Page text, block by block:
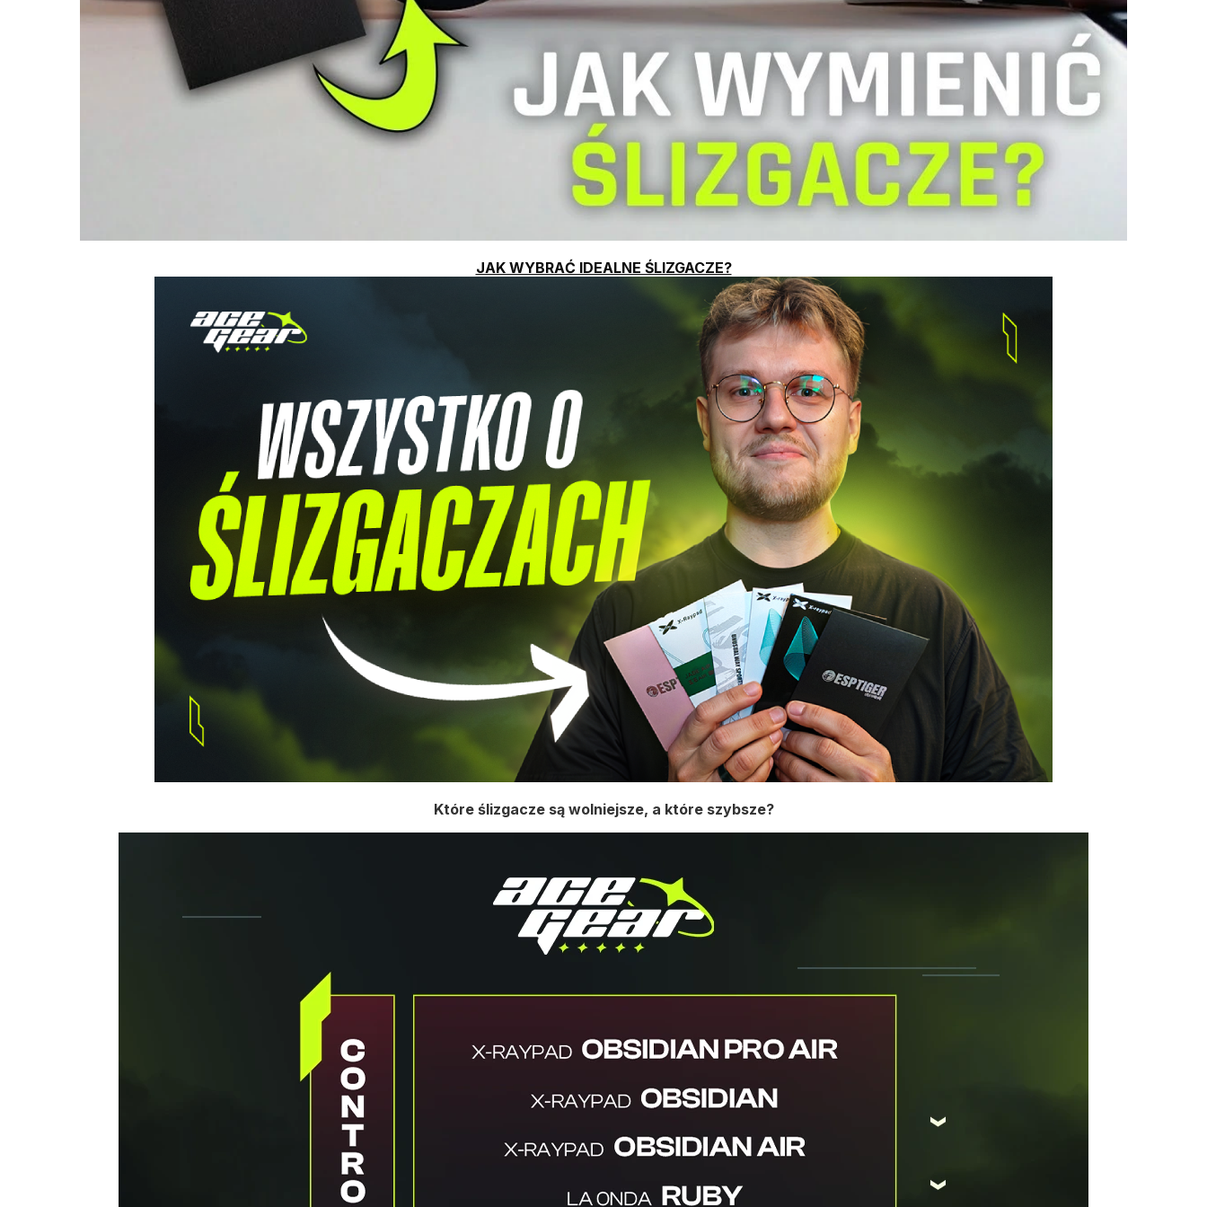
JAK WYBRAĆ IDEALNE ŚLIZGACZE?
Które ślizgacze są wolniejsze, a które szybsze?